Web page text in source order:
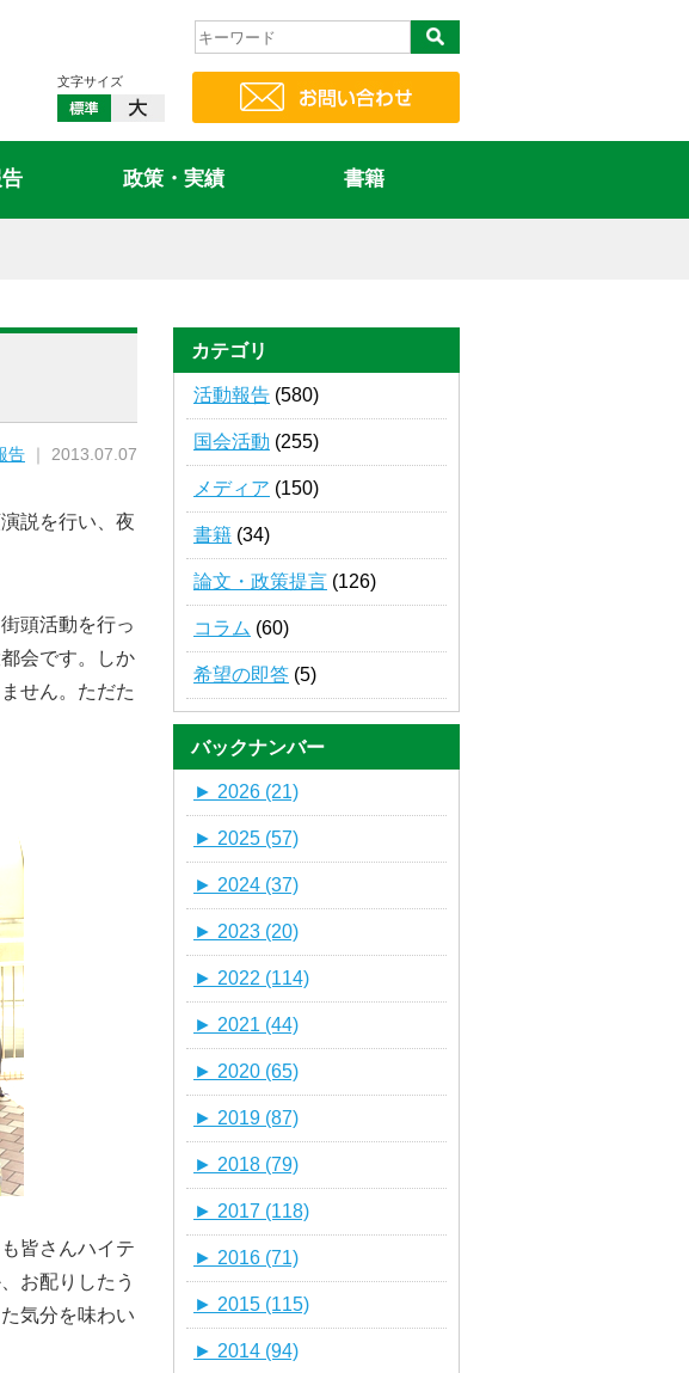
文字サイズ
政策・実績 書籍
告 ｜ 2013.07.07
説を行い、夜
頭活動を行っ
会です。しか
せん。 ただた
皆さんハイテ
お配りしたう
気分を味わい
カテゴリ
活動報告 (580)
国会活動 (255)
メディア (150)
書籍 (34)
論文・政策提言 (126)
コラム (60)
希望の即答 (5)
バックナンバー
► 2026 (21)
► 2025 (57)
► 2024 (37)
► 2023 (20)
► 2022 (114)
► 2021 (44)
► 2020 (65)
► 2019 (87)
► 2018 (79)
► 2017 (118)
► 2016 (71)
► 2015 (115)
► 2014 (94)